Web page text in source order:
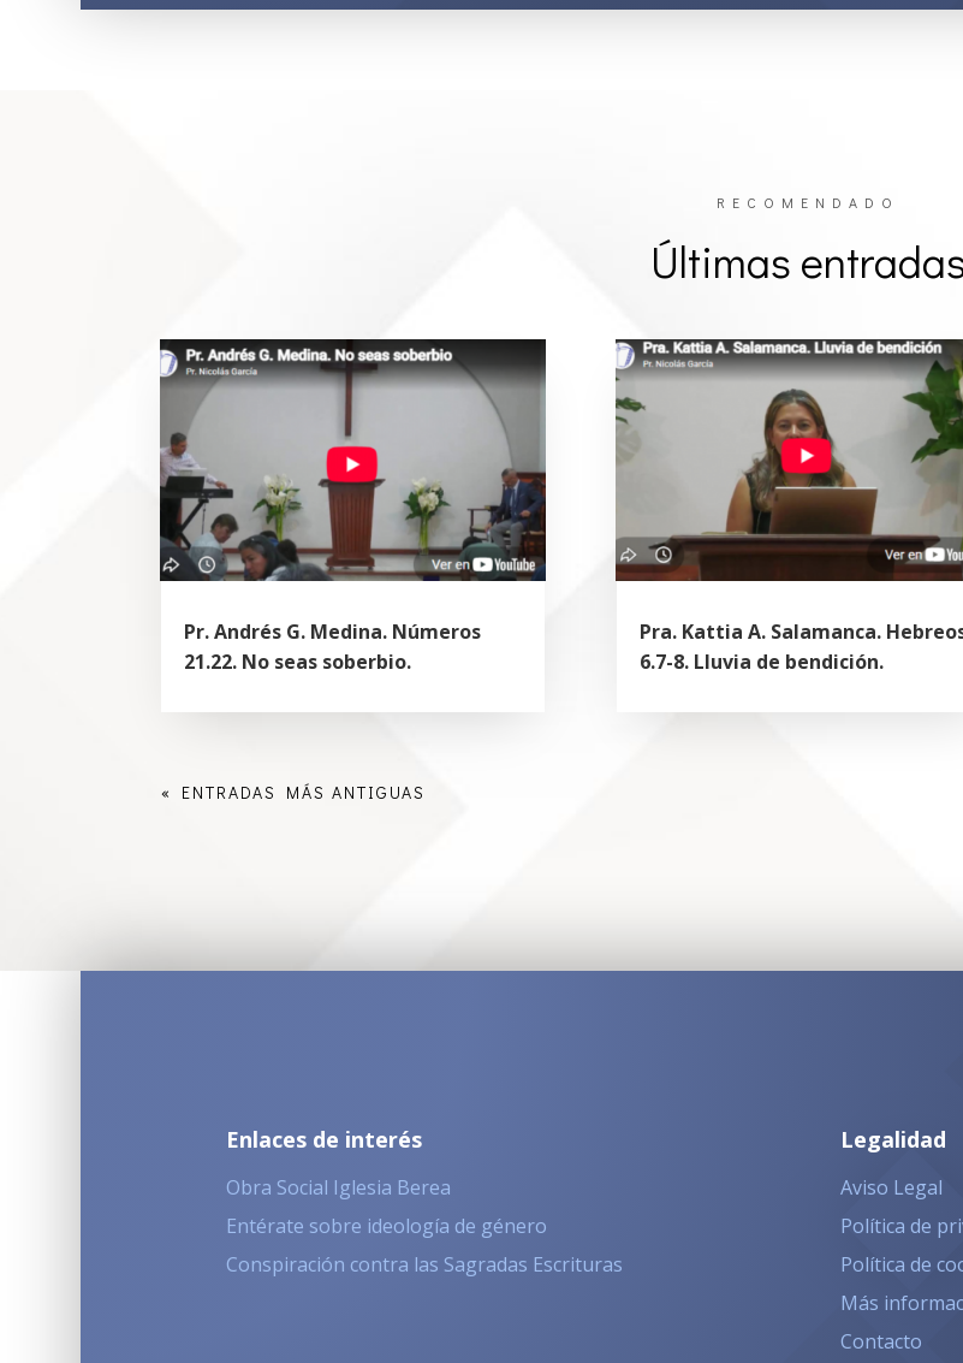
RECOMENDADO
Últimas
Pr. Andrés G. Medina. Números
21.22. No seas soberbio.
Pra. Kattia A. Salamanca.
6.7-8. Lluvia de bendición.
« ENTRADAS MÁS ANTIGUAS
Enlaces de interés
Obra Social Iglesia Berea
Entérate sobre ideología de género
Conspiración contra las Sagradas Escrituras
Legalidad
Aviso Legal
Política de
Política de
Más
Contacto